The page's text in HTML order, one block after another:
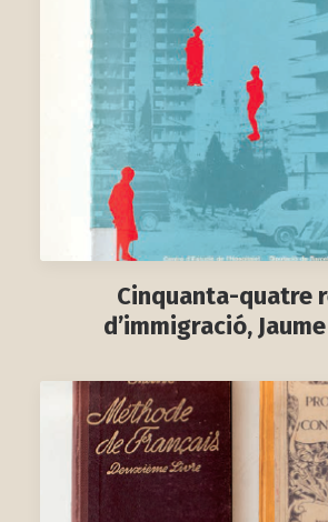
Cinquanta-quatre
d’immigració,